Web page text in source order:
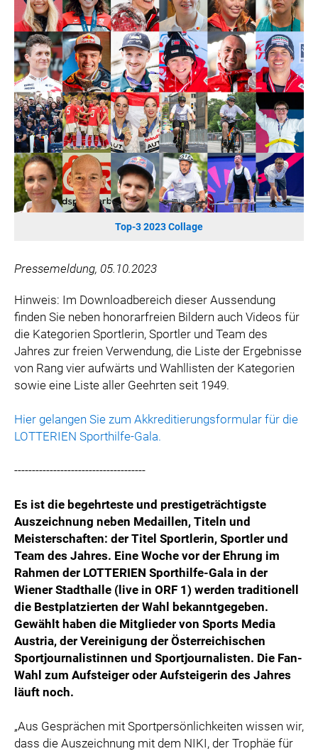
VIER HOCH VIER
ALFIES
HANNERSBERG
WILHELM-EXNER-MEDAILLEN STIFTUNG
ADMIRAL SPORTWETTEN
EWP RECYCLING PFAND ÖSTERREICH
ANNEMARIE CHARITY
IMPERIAL MARKETS
TRÄGERVEREIN EINWEGPFAND
SPECIAL OLYMPICS ÖSTERREICH
LOGOS
PRESSEKONTAKT
Top-3 2023 Collage
Pressemeldung, 05.10.2023
Hinweis: Im Downloadbereich dieser Aussendung
finden Sie neben honorarfreien Bildern auch Videos für
die Kategorien Sportlerin, Sportler und Team des
Jahres zur freien Verwendung, die Liste der Ergebnisse
von Rang vier aufwärts und Wahllisten der Kategorien
sowie eine Liste aller Geehrten seit 1949.
Hier gelangen Sie zum Akkreditierungsformular für die
LOTTERIEN Sporthilfe-Gala.
-------------------------------------
Es ist die begehrteste und prestigeträchtigste
Auszeichnung neben Medaillen, Titeln und
Meisterschaften: der Titel Sportlerin, Sportler und
Team des Jahres. Eine Woche vor der Ehrung im
Rahmen der LOTTERIEN Sporthilfe-Gala in der
Wiener Stadthalle (live in ORF 1) werden traditionell
die Bestplatzierten der Wahl bekanntgegeben.
Gewählt haben die Mitglieder von Sports Media
Austria, der Vereinigung der Österreichischen
Sportjournalistinnen und Sportjournalisten. Die Fan-
Wahl zum Aufsteiger oder Aufsteigerin des Jahres
läuft noch.
„Aus Gesprächen mit Sportpersönlichkeiten wissen wir,
dass die Auszeichnung mit dem NIKI, der Trophäe für